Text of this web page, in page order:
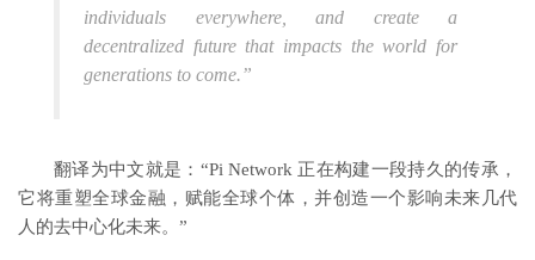
individuals everywhere, and create a
decentralized future that impacts the world for
generations to come.”
翻译为中文就是：“Pi Network 正在构建一段持久的传承，
它将重塑全球金融，赋能全球个体，并创造一个影响未来几代
人的去中心化未来。”